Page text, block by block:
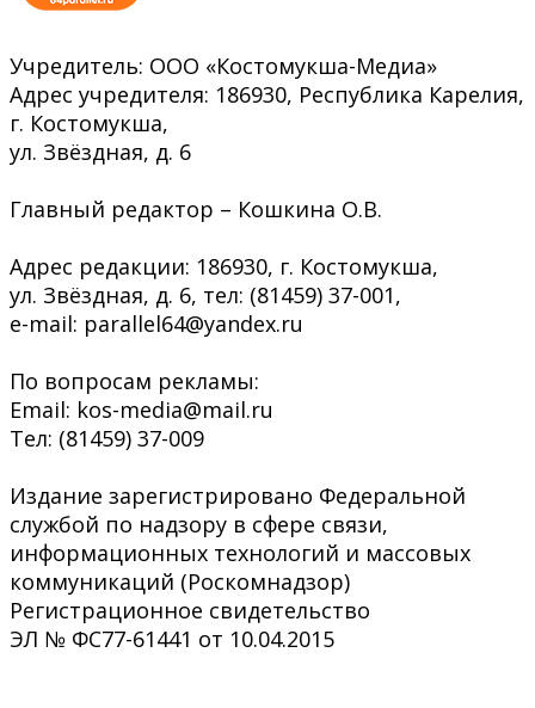
Учредитель: ООО «Костомукша-Медиа»
Адрес учредителя: 186930, Республика Карелия,
г. Костомукша,
ул. Звёздная, д. 6
Главный редактор – Кошкина О.В.
Адрес редакции: 186930, г. Костомукша,
ул. Звёздная, д. 6, тел: (81459) 37-001,
e-mail: parallel64@yandex.ru
По вопросам рекламы:
Email: kos-media@mail.ru
Тел: (81459) 37-009
Издание зарегистрировано Федеральной
службой по надзору в сфере связи,
информационных технологий и массовых
коммуникаций (Роскомнадзор)
Регистрационное свидетельство
ЭЛ № ФС77-61441 от 10.04.2015